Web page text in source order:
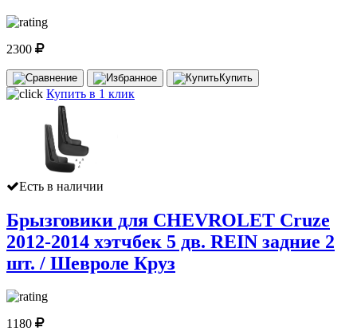
2300
Купить
Купить в 1 клик
Есть в наличии
Брызговики для CHEVROLET Cruze
2012-2014 хэтчбек 5 дв. REIN задние 2
шт. / Шевроле Круз
1180